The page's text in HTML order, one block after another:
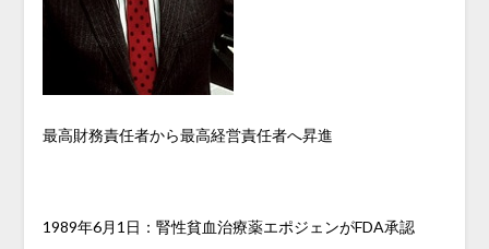
最高財務責任者から最高経営責任者へ昇進
1989年6月1日：腎性貧血治療薬エポジェンがFDA承認